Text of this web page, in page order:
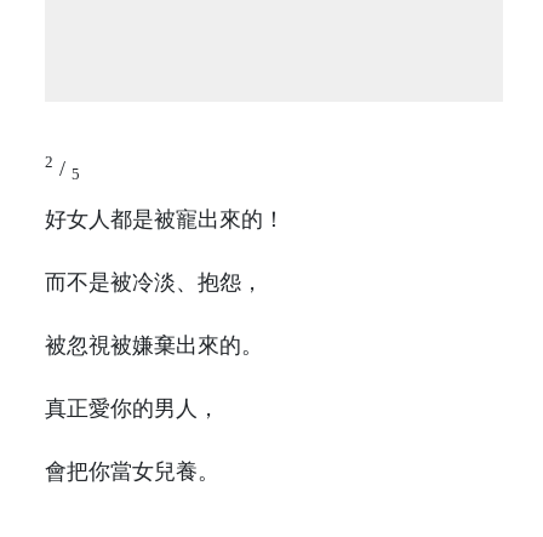
2 / 5
好女人都是被寵出來的！
而不是被冷淡、抱怨，
被忽視被嫌棄出來的。
真正愛你的男人，
會把你當女兒養。